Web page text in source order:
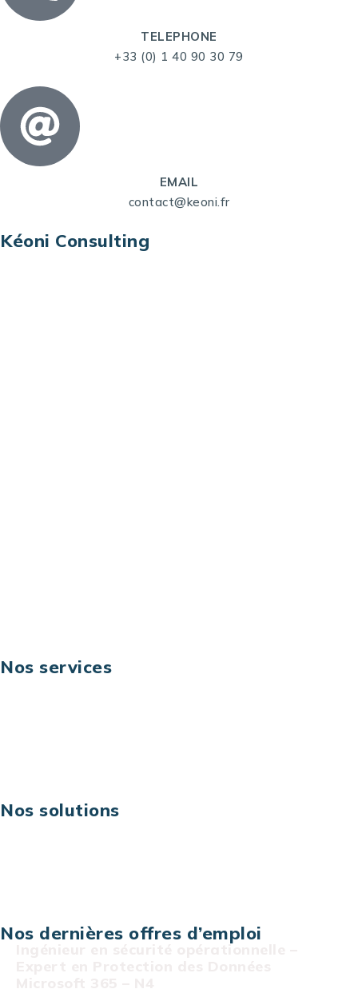
TELEPHONE
+33 (0) 1 40 90 30 79
EMAIL
contact@keoni.fr
Kéoni Consulting
Nos services
Nos solutions
Nos dernières offres d’emploi
Ingénieur en sécurité opérationnelle –